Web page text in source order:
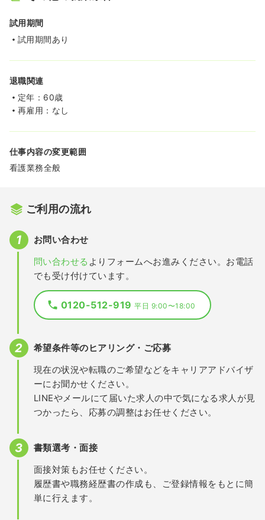
試用期間
試用期間あり
退職関連
定年：60歳
再雇用：なし
仕事内容の変更範囲
看護業務全般
ご利用の流れ
お問い合わせ
問い合わせる よりフォームへお進みください。お電話
でも受け付けています。
0120-512-919平日 9:00〜18:00
希望条件等のヒアリング・ご応募
現在の状況や転職のご希望などをキャリアアドバイザ
ーにお聞かせください。
LINEやメールにて届いた求人の中で気になる求人が見
つかったら、応募の調整はお任せください。
書類選考・面接
面接対策もお任せください。
履歴書や職務経歴書の作成も、ご登録情報をもとに簡
単に行えます。